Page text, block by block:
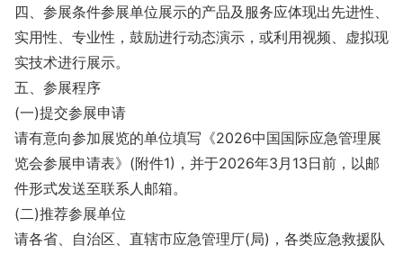
四、参展条件参展单位展示的产品及服务应体现出先进性、
实用性、专业性，鼓励进行动态演示，或利用视频、虚拟现
实技术进行展示。
五、参展程序
(一)提交参展申请
请有意向参加展览的单位填写《2026中国国际应急管理展
览会参展申请表》(附件1)，并于2026年3月13日前，以邮
件形式发送至联系人邮箱。
(二)推荐参展单位
请各省、自治区、直辖市应急管理厅(局)，各类应急救援队